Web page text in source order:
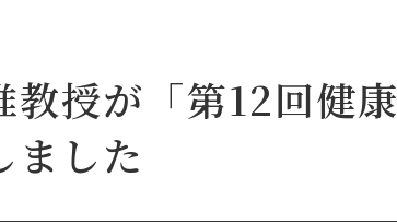
授が「第12回健
ました